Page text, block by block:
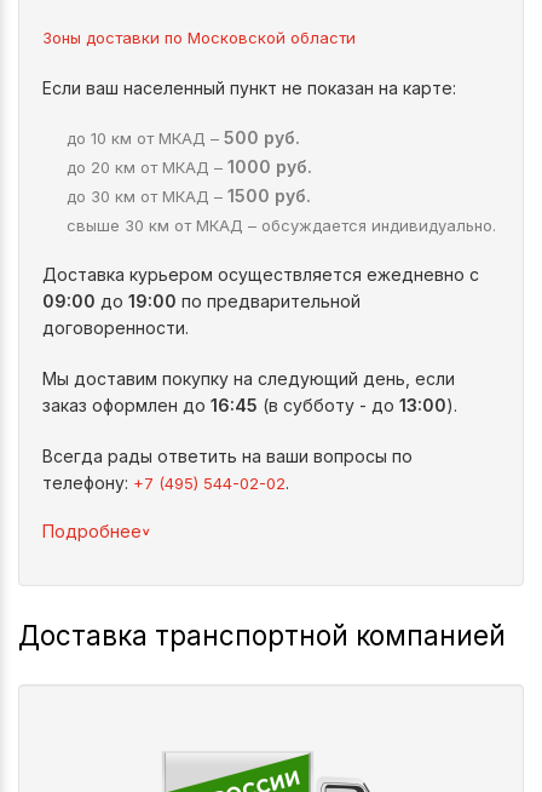
Зоны доставки по Московской области
Если ваш населенный пункт не показан на карте:
до 10 км от МКАД – 500 руб.
до 20 км от МКАД – 1000 руб.
до 30 км от МКАД – 1500 руб.
свыше 30 км от МКАД – обсуждается индивидуально.
Доставка курьером осуществляется ежедневно с
09:00 до 19:00 по предварительной
договоренности.
Мы доставим покупку на следующий день, если
заказ оформлен до 16:45 (в субботу - до 13:00).
Всегда рады ответить на ваши вопросы по
телефону: +7 (495) 544-02-02.
Подробнее^
Доставка транспортной компанией